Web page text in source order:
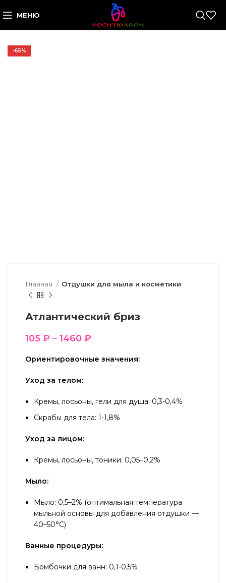
МЕНЮ
-65%
Главная Отдушки для мыла и косметики
Атлантический бриз
105 ₽ – 1460 ₽
Ориентировочные значения:
Уход за телом:
Кремы, лосьоны, гели для душа: 0,3-0,4%
Скрабы для тела: 1-1,8%
Уход за лицом:
Кремы, лосьоны, тоники: 0,05–0,2%
Мыло:
Мыло: 0,5–2% (оптимальная температура
мыльной основы для добавления отдушки —
40–50°С)
Ванные процедуры:
Бомбочки для ванн: 0,1-0,5%